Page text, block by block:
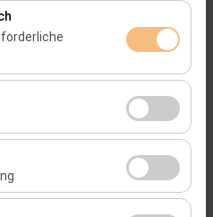
Sicherheit, die
Funktionen
deaktiviert werden.
uns, zu analysieren, wie
(Besucherzahl,
Diese Daten
der Website zu
uns, Ihnen auf Ihre
auswählen